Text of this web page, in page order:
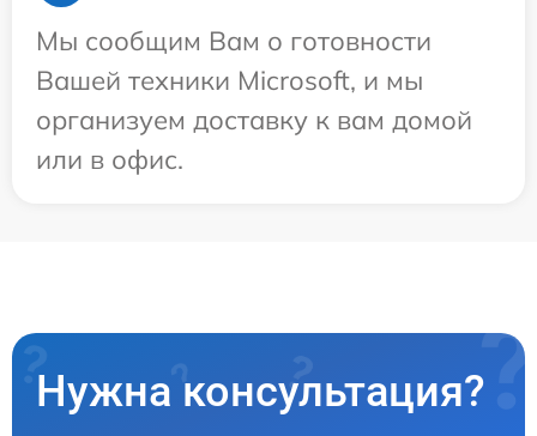
Мы сообщим Вам о готовности
Вашей техники Microsoft, и мы
организуем доставку к вам домой
или в офис.
Нужна консультация?